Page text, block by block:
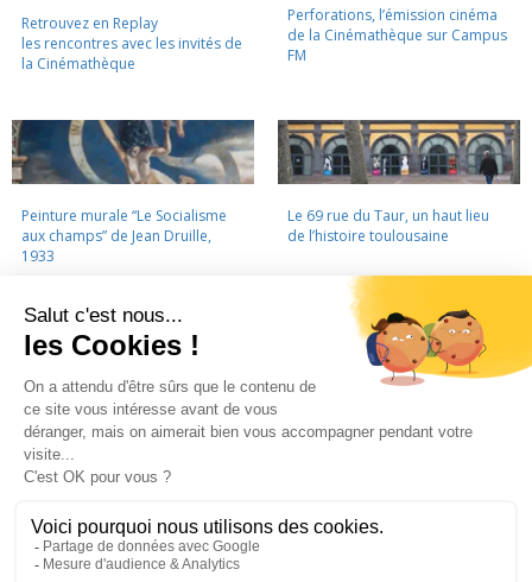
Retrouvez en Replay
les rencontres avec les invités de
la Cinémathèque
Perforations, l’émission cinéma
de la Cinémathèque sur Campus
FM
Peinture murale “Le Socialisme
aux champs” de Jean Druille,
1933
Le 69 rue du Taur, un haut lieu
de l’histoire toulousaine
LA CINÉMATHÈQUE · CONTACTS · LETTRE D'INFORMATION ·
PARTENAIRES
MENTIONS LÉGALES
La Cinémathèque de Toulouse